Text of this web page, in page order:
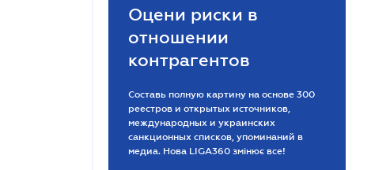
Оцени риски в
отношении
контрагентов
Составь полную картину на основе 300
реестров и открытых источников,
международных и украинских
санкционных списков, упоминаний в
медиа. Нова LIGA360 змінює все!